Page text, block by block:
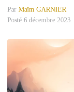
Par Maïm GARNIER
Posté 6 décembre 2023